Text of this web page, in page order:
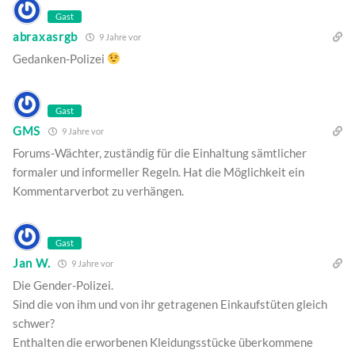
Gast
abraxasrgb 9 Jahre vor
Gedanken-Polizei
Gast
GMS 9 Jahre vor
Forums-Wächter, zuständig für die Einhaltung sämtlicher
formaler und informeller Regeln. Hat die Möglichkeit ein
Kommentarverbot zu verhängen.
Gast
Jan W. 9 Jahre vor
Die Gender-Polizei.
Sind die von ihm und von ihr getragenen Einkaufstüten gleich
schwer?
Enthalten die erworbenen Kleidungsstücke überkommene